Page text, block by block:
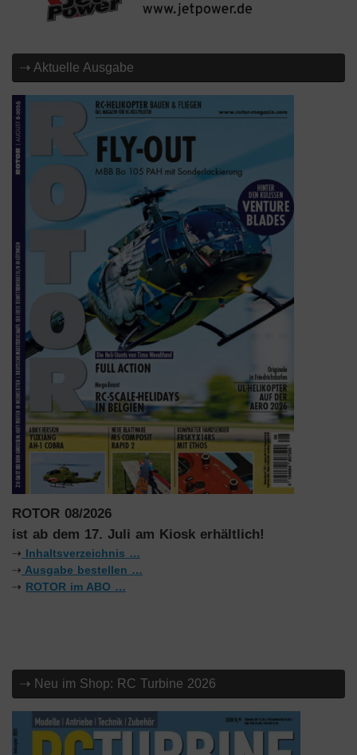
⇢ Aktuelle Ausgabe
ROTOR 08/2026
ist ab dem 17. Juli am Kiosk erhältlich!
⇢ Inhaltsverzeichnis …
⇢ Ausgabe bestellen …
⇢ ROTOR im ABO …
⇢ Neu im Shop: RC Turbine 2026